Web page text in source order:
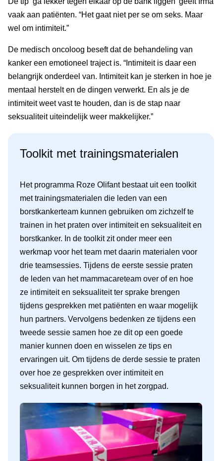
vaak aan patiënten. “Het gaat niet per se om seks. Maar
wel om intimiteit.”
De medisch oncoloog beseft dat de behandeling van
kanker een emotioneel traject is. “Intimiteit is daar een
belangrijk onderdeel van. Intimiteit kan je sterken in hoe je
mentaal herstelt en de dingen verwerkt. En als je de
intimiteit weet vast te houden, dan is de stap naar
seksualiteit uiteindelijk weer makkelijker.”
Toolkit met trainingsmaterialen
Het programma Roze Olifant bestaat uit een toolkit
met trainingsmaterialen die leden van een
borstkankerteam kunnen gebruiken om zichzelf te
trainen in het praten over intimiteit en seksualiteit en
borstkanker. In de toolkit zit onder meer een
werkmap voor het team met daarin materialen voor
drie teamsessies. Tijdens de eerste sessie praten
de leden van het mammacareteam over of en hoe
ze intimiteit en seksualiteit ter sprake brengen
tijdens gesprekken met patiënten en waar mogelijk
hun partners. Vervolgens bedenken ze tijdens een
tweede sessie samen hoe ze dit op een goede
manier kunnen doen en wisselen ze tips en
ervaringen uit. Om tijdens de derde sessie te praten
over hoe ze gesprekken over intimiteit en
seksualiteit kunnen borgen in het zorgpad.